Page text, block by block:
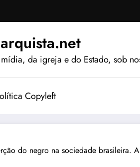
da igreja e do Estado, sob
Copyleft
do negro na sociedade brasileira.